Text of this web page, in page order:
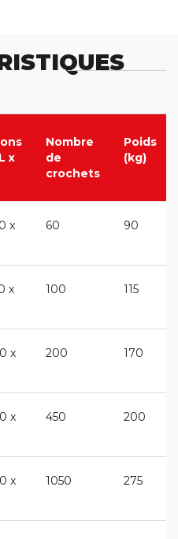
x
Nombre
de
crochets
Poids
(kg)
x
60 90
x
100 115
x
200 170
x
450 200
x
1050 275